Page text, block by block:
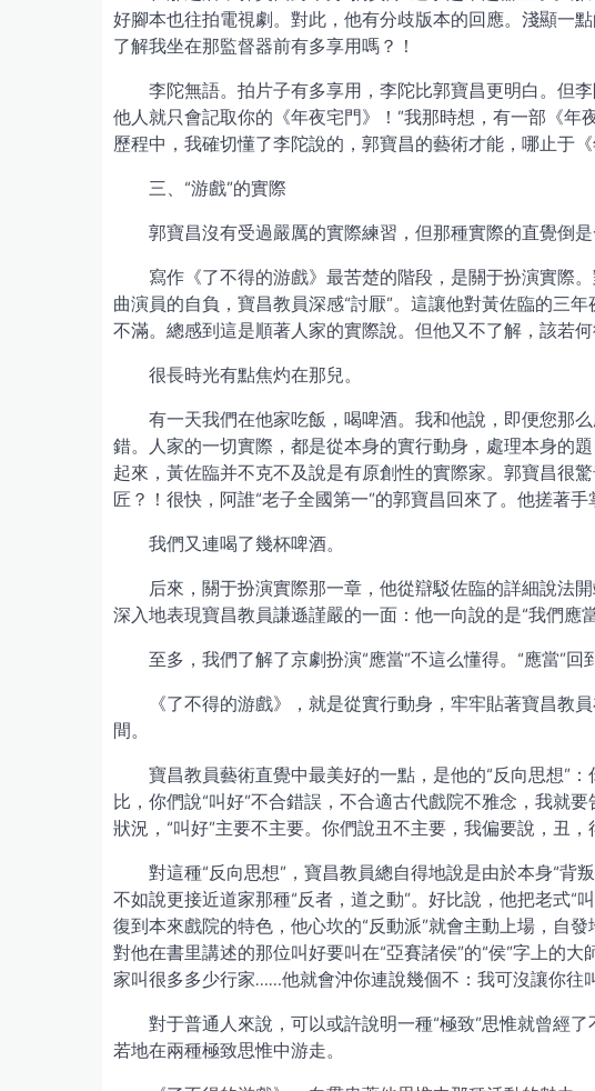
好腳本也往拍電視劇。對此，他有分歧版本的回應。淺顯一
了解我坐在那監督器前有多享用嗎？！
李陀無語。拍片子有多享用，李陀比郭寶昌更明白。但
他人就只會記取你的《年夜宅門》！”我那時想，有一部《
歷程中，我確切懂了李陀說的，郭寶昌的藝術才能，哪止于
三、“游戲”的實際
郭寶昌沒有受過嚴厲的實際練習，但那種實際的直覺倒是
寫作《了不得的游戲》最苦楚的階段，是關于扮演實際
曲演員的自負，寶昌教員深感“討厭”。這讓他對黃佐臨的三
不滿。總感到這是順著人家的實際說。但他又不了解，該若
很長時光有點焦灼在那兒。
有一天我們在他家吃飯，喝啤酒。我和他說，即便您那
錯。人家的一切實際，都是從本身的實行動身，處理本身的
起來，黃佐臨并不克不及說是有原創性的實際家。郭寶昌很
匠？！很快，阿誰“老子全國第一”的郭寶昌回來了。他搓著
我們又連喝了幾杯啤酒。
后來，關于扮演實際那一章，他從辯駁佐臨的詳細說法
深入地表現寶昌教員謙遜謹嚴的一面：他一向說的是“我們應
至多，我們了解了京劇扮演“應當”不這么懂得。“應當”回
《了不得的游戲》，就是從實行動身，牢牢貼著寶昌教
間。
寶昌教員藝術直覺中最美好的一點，是他的“反向思想”
比，你們說“叫好”不合錯誤，不合適古代戲院不雅念，我就
狀況，“叫好”主要不主要。你們說丑不主要，我偏要說，丑，
對這種“反向思想”，寶昌教員總自得地說是由於本身“背
不如說更接近道家那種“反者，道之動”。好比說，他把老式
復到本來戲院的特色，他心坎的“反動派”就會主動上場，自
對他在書里講述的那位叫好要叫在“亞賽諸侯”的“侯”字上的
家叫很多多少行家……他就會沖你連說幾個不：我可沒讓你往
對于普通人來說，可以或許說明一種“極致”思惟就曾經
若地在兩種極致思惟中游走。